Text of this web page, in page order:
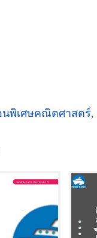
นพิเศษคณิตศาสตร์,